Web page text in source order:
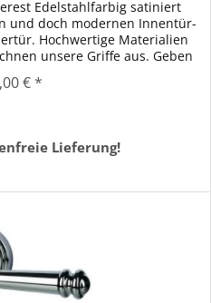
Edelstahlfarbig satiniert
und doch modernen Innentür-
Hochwertige Materialien
unsere Griffe aus. Geben
€ *
Lieferung!